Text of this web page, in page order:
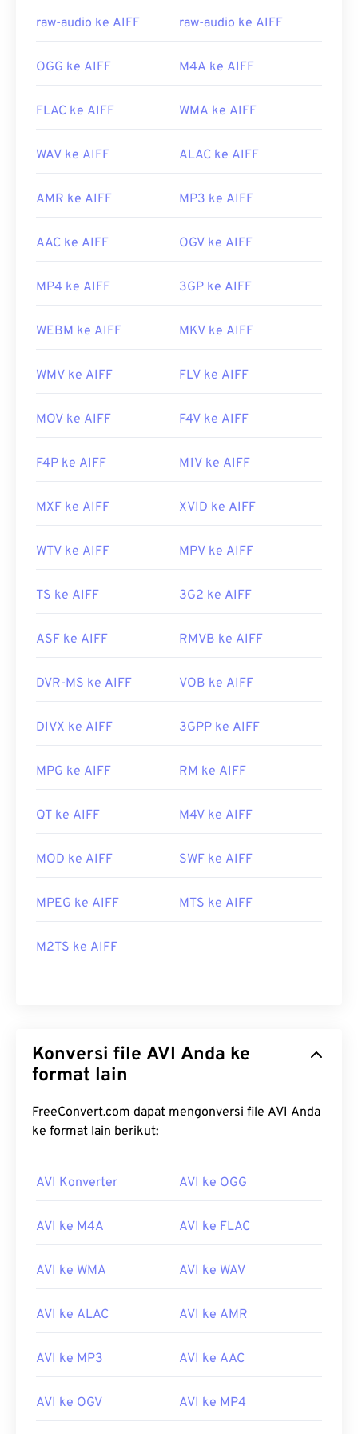
https://www.lifewire.com/aiff-aif-aifc-files-
raw-audio ke AIFF raw-audio ke AIFF
OGG ke AIFF M4A ke AIFF
FLAC ke AIFF WMA ke AIFF
WAV ke AIFF ALAC ke AIFF
AMR ke AIFF MP3 ke AIFF
AAC ke AIFF OGV ke AIFF
MP4 ke AIFF 3GP ke AIFF
WEBM ke AIFF MKV ke AIFF
WMV ke AIFF FLV ke AIFF
MOV ke AIFF F4V ke AIFF
F4P ke AIFF M1V ke AIFF
MXF ke AIFF XVID ke AIFF
WTV ke AIFF MPV ke AIFF
TS ke AIFF 3G2 ke AIFF
ASF ke AIFF RMVB ke AIFF
DVR-MS ke AIFF VOB ke AIFF
DIVX ke AIFF 3GPP ke AIFF
MPG ke AIFF RM ke AIFF
QT ke AIFF M4V ke AIFF
MOD ke AIFF SWF ke AIFF
MPEG ke AIFF MTS ke AIFF
M2TS ke AIFF
Konversi file AVI Anda ke
format lain
FreeConvert.com dapat mengonversi file AVI Anda
ke format lain berikut:
AVI Konverter AVI ke OGG
AVI ke M4A AVI ke FLAC
AVI ke WMA AVI ke WAV
AVI ke ALAC AVI ke AMR
AVI ke MP3 AVI ke AAC
AVI ke OGV AVI ke MP4